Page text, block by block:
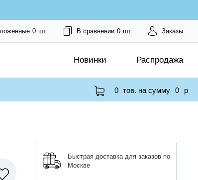
0 шт. В сравнении 0 шт. Заказы
Новинки Распродажа
0 тов. на сумму 0 p
Быстрая доставка для заказов по
Москве